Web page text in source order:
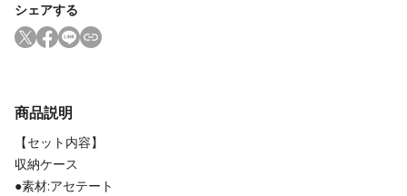
シェアする
商品説明
【セット内容】
収納ケース
●素材:アセテート